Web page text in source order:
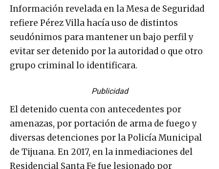
Información revelada en la Mesa de Seguridad
refiere Pérez Villa hacía uso de distintos
seudónimos para mantener un bajo perfil y
evitar ser detenido por la autoridad o que otro
grupo criminal lo identificara.
Publicidad
El detenido cuenta con antecedentes por
amenazas, por portación de arma de fuego y
diversas detenciones por la Policía Municipal
de Tijuana. En 2017, en la inmediaciones del
Residencial Santa Fe fue lesionado por